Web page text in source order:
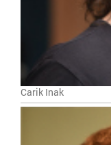
Carik Inak